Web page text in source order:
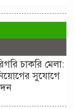
চাকরি মেলা:
সুযোগে